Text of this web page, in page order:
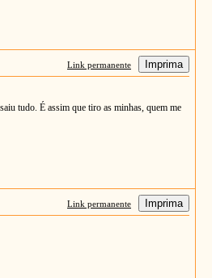
Link permanente Imprima
tudo. É assim que tiro as minhas, quem me
Link permanente Imprima